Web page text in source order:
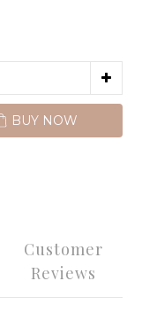
BUY NOW
Customer
Reviews